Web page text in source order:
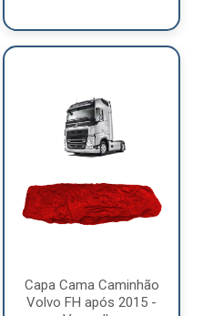
Capa Cama Caminhão
Volvo FH após 2015 -